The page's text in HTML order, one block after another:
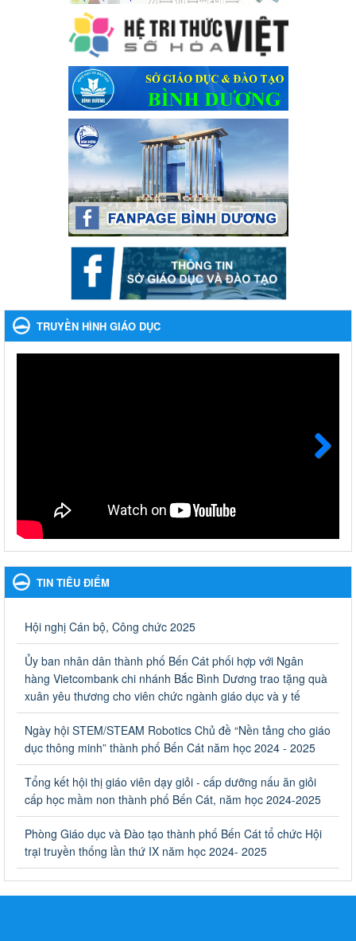
Kế hoạch thực hiện Chỉ thị số 16/CT-TTg ngày 27/05/2023
của Thủ tướng Chính phủ về tăng cường phòng ngừa, đấu
tranh tội phạm, vi phạm pháp luật liên quan đến hoạt động
tổ chức đánh bạc và đánh bạc
Kế hoạch thực hiện Chỉ thị số 16/CT-TTg ngày 27/05/2023 của
Thủ tướng Chính phủ về tăng cường phòng ngừa, đấu tranh tội
phạm, vi phạm pháp luật liên quan đến hoạt động tổ chức đánh
bạc và đánh bạc
Ngày ban hành: 04/03/2024
Kế hoạch Tổ chức Hội trại truyền thống học sinh thị xã Bến
Cát Lần thứ VIII, năm học 2023-2024
Kế hoạch Tổ chức Hội trại truyền thống học sinh thị xã Bến Cát
Lần thứ VIII, năm học 2023-2024
Ngày ban hành: 28/12/2023
Phối hợp rà soát nhu cầu tiêm vắc xin phòng Covid 19
Phối hợp rà soát nhu cầu tiêm vắc xin phòng Covid 19
Ngày ban hành: 22/11/2023
Phát động, triển khai Cuộc thi " An toàn giao thông cho nụ
tiếp theo
Nhắc nhỡ thực hiện thanh toán không dùng tiền mặt các khoản
Ngày ban hành: 27/09/2023
Hưởng ứng cuộc thi Tìm hiểu Luật Phòng, chống ma túy
Ngày ban hành: 06/09/2023
Về việc thống kê, lập danh sách đề xuất học sinh nhận học
bổng, hỗ trợ của Chương trình "Tiếp sức đến trường" năm
học 2023-2024
Về việc thống kê, lập danh sách đề xuất học sinh nhận học bổng,
hỗ trợ của Chương trình "Tiếp sức đến trường" năm học 2023-
2024
Triển khai Kế hoạch Triển khai các hoạt động hưởng ứng
phong trào vệ sinh yêu nước nâng cao sức khỏe nhân dân
năm 2023
Triển khai Kế hoạch Triển khai các hoạt động hưởng ứng phong
trào vệ sinh yêu nước nâng cao sức khỏe nhân dân năm 2023
TRUYỀN HÌNH GIÁO DỤC
TIN TIÊU ĐIỂM
Hội nghị Cán bộ, Công chức 2025
Ủy ban nhân dân thành phố Bến Cát phối hợp với Ngân
hàng Vietcombank chi nhánh Bắc Bình Dương trao tặng quà
xuân yêu thương cho viên chức ngành giáo dục và y tế
Ngày hội STEM/STEAM Robotics Chủ đề “Nền tảng cho giáo
dục thông minh” thành phố Bến Cát năm học 2024 - 2025
Tổng kết hội thị giáo viên dạy giỏi - cấp dưỡng nấu ăn giỏi
cấp học mầm non thành phố Bến Cát, năm học 2024-2025
Phòng Giáo dục và Đào tạo thành phố Bến Cát tổ chức Hội
trại truyền thống lần thứ IX năm học 2024- 2025